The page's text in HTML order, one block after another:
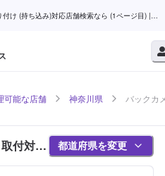
け (持ち込み)対応店舗検索なら (1ページ目) |
可能な店舗 神奈川県 バックカ
付対応
都道府県を変更